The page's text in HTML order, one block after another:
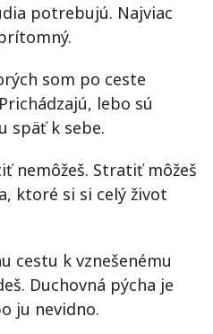
potrebujú. Najviac
som po ceste
lebo sú
späť k sebe.
nemôžeš. Stratiť môžeš
ktoré si si celý život
cestu k vznešenému
Duchovná pýcha je
ju nevidno.